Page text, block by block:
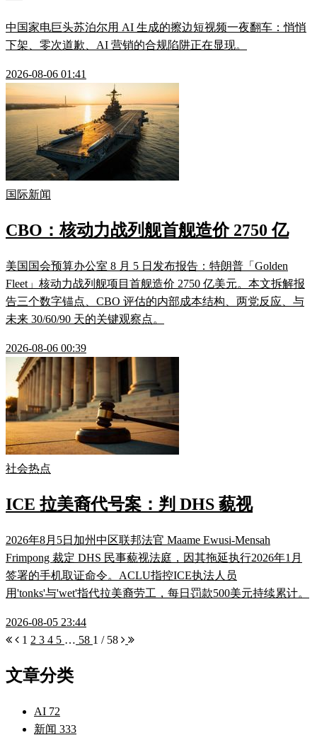
中国家电巨头苏泊尔用 AI 生成的擦边短视频一夜翻车：悄悄
下架、零次道歉、AI 营销的合规陷阱正在显现。
2026-08-06 01:41
国际新闻
CBO：核动力战列舰首舰造价 2750 亿
美国国会预算办公室 8 月 5 日发布报告：特朗普「Golden
Fleet」核动力战列舰项目首舰造价 2750 亿美元。本文拆解报
告三个数字锚点、CBO 评估的内部成本结构、两党反应、与
未来 30/60/90 天的关键观察点。
2026-08-06 00:39
社会热点
ICE 拉美裔代号案：判 DHS 藐视
2026年8月5日加州中区联邦法官 Maame Ewusi-Mensah
Frimpong 裁定 DHS 民事藐视法庭，因其拖延执行2026年1月
签署的手机取证命令。ACLU指控ICE执法人员
用'tonks'与'wet'指代拉美裔劳工，每日罚款500美元持续累计。
2026-08-05 23:44
1 2 3 4 5 … 58 1 / 58
文章分类
AI 72
新闻 333